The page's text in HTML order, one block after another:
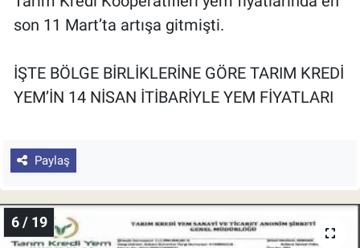
son 11 Mart’ta artışa gitmişti.
İŞTE BÖLGE BİRLİKLERİNE GÖRE TARIM KREDİ
YEM’İN 14 NİSAN İTİBARİYLE YEM FİYATLARI
Paylaş
6 / 19